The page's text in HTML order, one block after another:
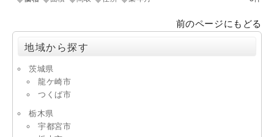
前のページにもどる
地域から探す
茨城県
龍ケ崎市
つくば市
栃木県
宇都宮市